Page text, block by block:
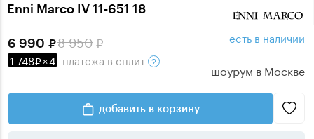
Enni Marco IV 11-651 18
8 950
6 990
1 748 ×4 платежа в сплит
есть в наличии
шоурум в Москве
добавить в корзину